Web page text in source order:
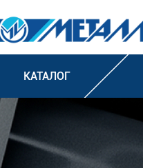
КАТАЛОГ